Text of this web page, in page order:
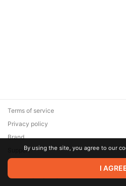
© 2026 Zaya Solutions Limited. All
are the property of their respective
Terms of service
Privacy policy
Brand
SupportBy using the site, you agree to our
I